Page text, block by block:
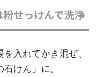
せっけんで洗浄
入れてかき混ぜ、
けん」に。